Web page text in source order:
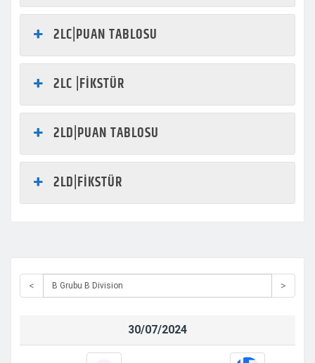
2LC|PUAN TABLOSU
2LC |FİKSTÜR
2LD|PUAN TABLOSU
2LD|FİKSTÜR
< >
30/07/2024